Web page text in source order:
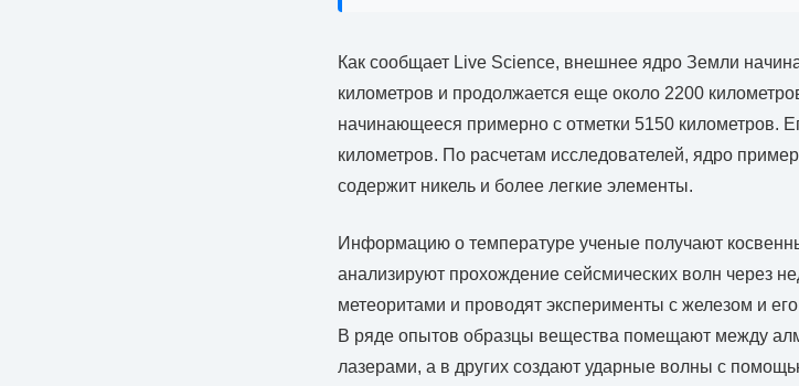
Как сообщает Live Science, внешнее ядро Земли
километров и продолжается еще около 2200
начинающееся примерно с отметки 5150 километров.
километров. По расчетам исследователей, ядро
содержит никель и более легкие элементы.
Информацию о температуре ученые получают
анализируют прохождение сейсмических волн через
метеоритами и проводят эксперименты с железом и
В ряде опытов образцы вещества помещают между
лазерами, а в других создают ударные волны с